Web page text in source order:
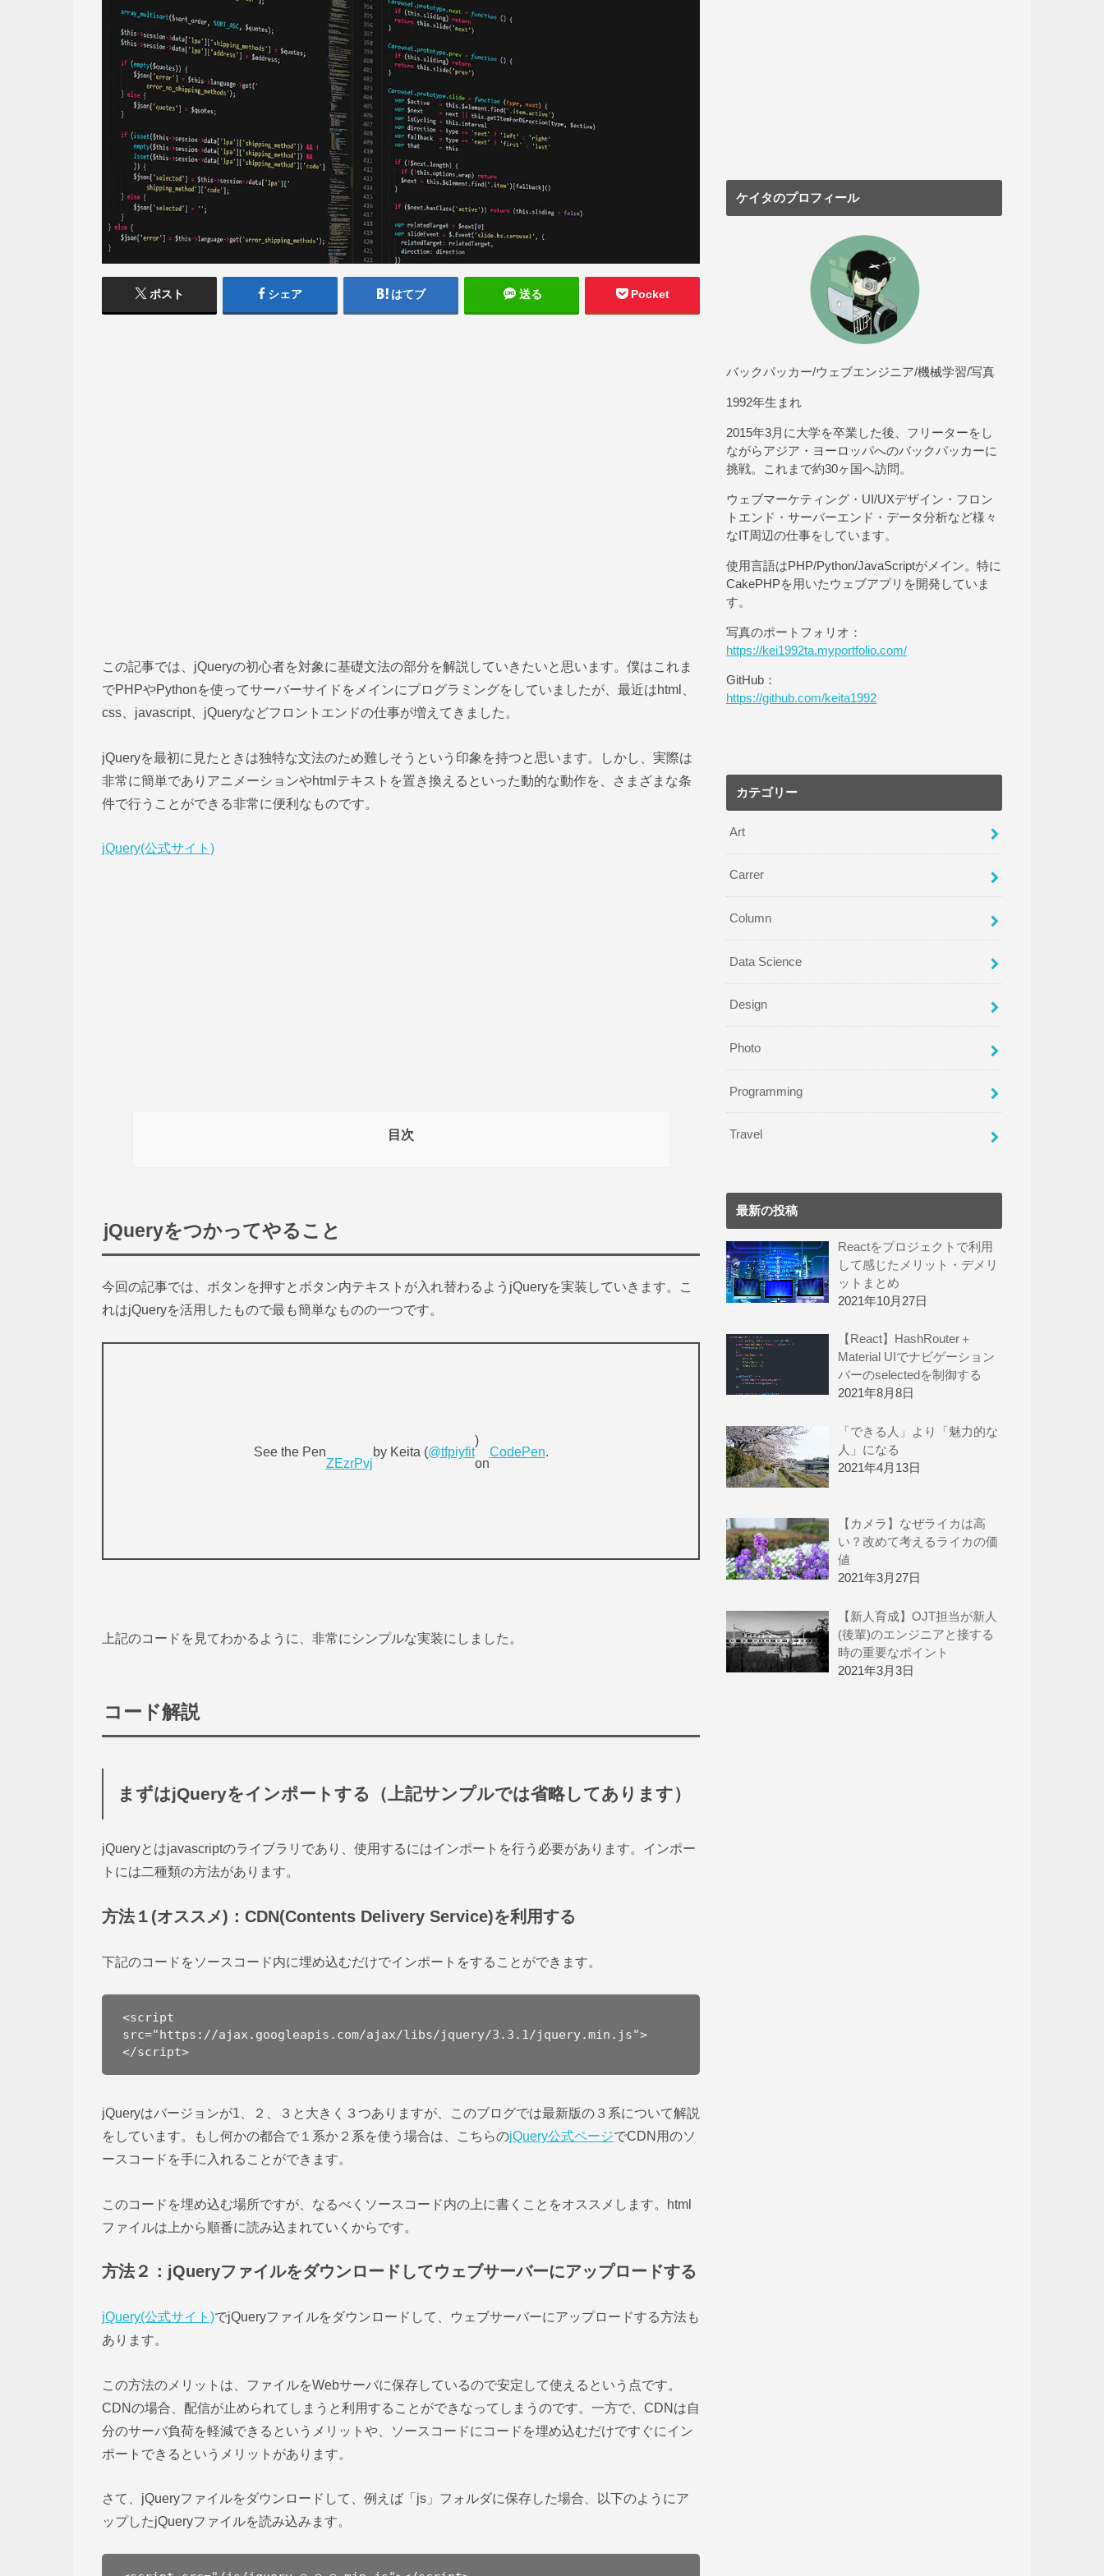
ポスト シェア はてブ 送る Pocket
この記事では、jQueryの初心者を対象に基礎文法の部分を解説していきたいと思います。僕はこれま
でPHPやPythonを使ってサーバーサイドをメインにプログラミングをしていましたが、最近はhtml、
css、javascript、jQueryなどフロントエンドの仕事が増えてきました。
jQueryを最初に見たときは独特な文法のため難しそうという印象を持つと思います。しかし、実際は
非常に簡単でありアニメーションやhtmlテキストを置き換えるといった動的な動作を、さまざまな条
件で行うことができる非常に便利なものです。
jQuery(公式サイト)
目次
jQueryをつかってやること
今回の記事では、ボタンを押すとボタン内テキストが入れ替わるようjQueryを実装していきます。こ
れはjQueryを活用したもので最も簡単なものの一つです。
See the Pen
ZEzrPvj
by Keita (@tfpiyfit
)
on
CodePen.
上記のコードを見てわかるように、非常にシンプルな実装にしました。
コード解説
まずはjQueryをインポートする（上記サンプルでは省略してあります）
jQueryとはjavascriptのライブラリであり、使用するにはインポートを行う必要があります。インポー
トには二種類の方法があります。
方法１(オススメ)：CDN(Contents Delivery Service)を利用する
下記のコードをソースコード内に埋め込むだけでインポートをすることができます。
<script
src="https://ajax.googleapis.com/ajax/libs/jquery/3.3.1/jquery.min.js">
</script>
jQueryはバージョンが1、２、３と大きく３つありますが、このブログでは最新版の３系について解説
をしています。もし何かの都合で１系か２系を使う場合は、こちらのjQuery公式ページでCDN用のソ
ースコードを手に入れることができます。
このコードを埋め込む場所ですが、なるべくソースコード内の上に書くことをオススメします。html
ファイルは上から順番に読み込まれていくからです。
方法２：jQueryファイルをダウンロードしてウェブサーバーにアップロードする
jQuery(公式サイト)でjQueryファイルをダウンロードして、ウェブサーバーにアップロードする方法も
あります。
この方法のメリットは、ファイルをWebサーバに保存しているので安定して使えるという点です。
CDNの場合、配信が止められてしまうと利用することができなってしまうのです。一方で、CDNは自
分のサーバ負荷を軽減できるというメリットや、ソースコードにコードを埋め込むだけですぐにイン
ポートできるというメリットがあります。
さて、jQueryファイルをダウンロードして、例えば「js」フォルダに保存した場合、以下のようにア
ップしたjQueryファイルを読み込みます。
ケイタのプロフィール
バックパッカー/ウェブエンジニア/機械学習/写真
1992年生まれ
2015年3月に大学を卒業した後、フリーターをし
ながらアジア・ヨーロッパへのバックパッカーに
挑戦。これまで約30ヶ国へ訪問。
ウェブマーケティング・UI/UXデザイン・フロン
トエンド・サーバーエンド・データ分析など様々
なIT周辺の仕事をしています。
使用言語はPHP/Python/JavaScriptがメイン。特に
CakePHPを用いたウェブアプリを開発していま
す。
写真のポートフォリオ：
https://kei1992ta.myportfolio.com/
GitHub：
https://github.com/keita1992
カテゴリー
Art
Carrer
Column
Data Science
Design
Photo
Programming
Travel
最新の投稿
Reactをプロジェクトで利用
して感じたメリット・デメリ
ットまとめ
2021年10月27日
【React】HashRouter＋
Material UIでナビゲーション
バーのselectedを制御する
2021年8月8日
「できる人」より「魅力的な
人」になる
2021年4月13日
【カメラ】なぜライカは高
い？改めて考えるライカの価
値
2021年3月27日
【新人育成】OJT担当が新人
(後輩)のエンジニアと接する
時の重要なポイント
2021年3月3日